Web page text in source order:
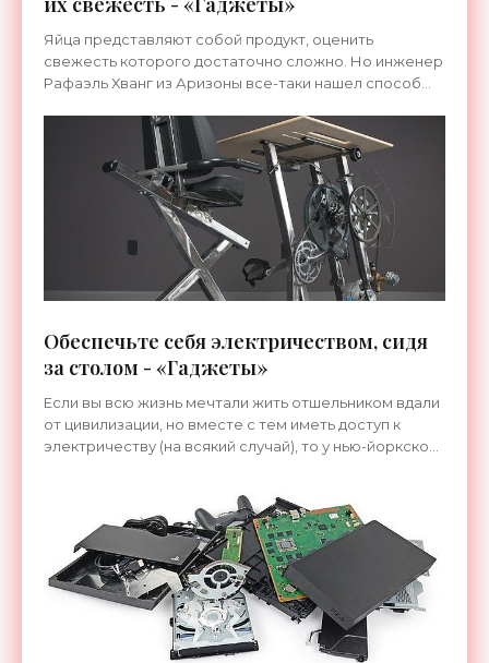
Яйца представляют собой продукт, оценить
свежесть которого достаточно сложно. Но инженер
Рафаэль Хванг из Аризоны все-таки нашел способ
Обеспечьте себя электричеством, сидя
за столом - «Гаджеты»
Если вы всю жизнь мечтали жить отшельником вдали
от цивилизации, но вместе с тем иметь доступ к
электричеству (на всякий случай), то у нью-йоркской